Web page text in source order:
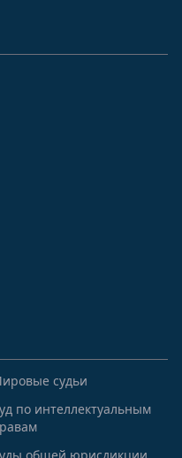
судьи
по интеллектуальным